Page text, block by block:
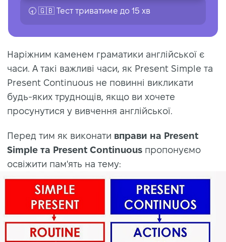
🕣 🇬🇧 Тест триватиме до 15 хв
Наріжним каменем граматики англійської є
часи. А такі важливі часи, як Present Simple та
Present Continuous не повинні викликати
будь-яких труднощів, якщо ви хочете
просунутися у вивчення англійської.
Перед тим як виконати вправи на Present
Simple та Present Continuous пропонуємо
освіжити пам'ять на тему: